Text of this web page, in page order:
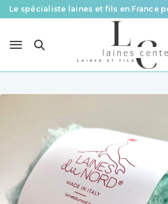
Le spécialiste laines et fils en France
Livraison offerte à partir de 58 €